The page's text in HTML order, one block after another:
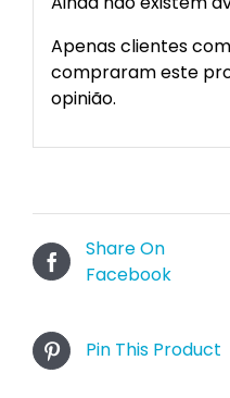
Apenas clientes
compraram este
opinião.
Share On
Facebook
Pin This Product